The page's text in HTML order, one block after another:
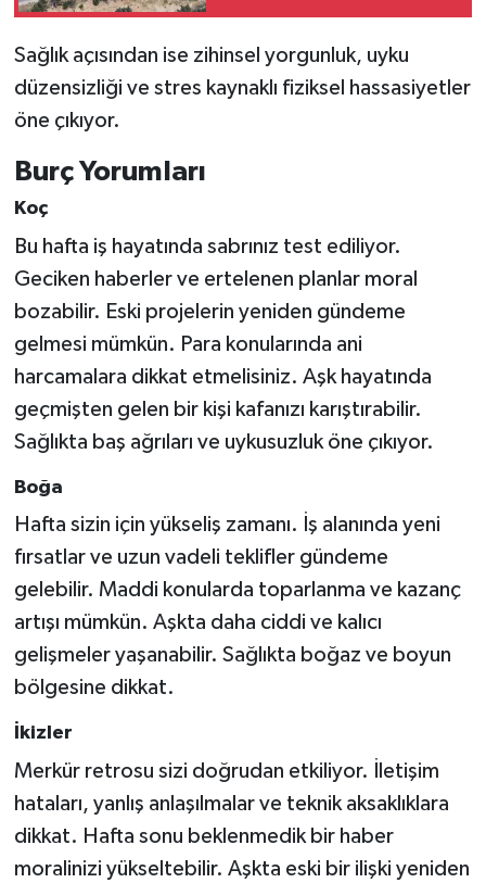
Sağlık açısından ise zihinsel yorgunluk, uyku
düzensizliği ve stres kaynaklı fiziksel hassasiyetler
öne çıkıyor.
Burç Yorumları
Koç
Bu hafta iş hayatında sabrınız test ediliyor.
Geciken haberler ve ertelenen planlar moral
bozabilir. Eski projelerin yeniden gündeme
gelmesi mümkün. Para konularında ani
harcamalara dikkat etmelisiniz. Aşk hayatında
geçmişten gelen bir kişi kafanızı karıştırabilir.
Sağlıkta baş ağrıları ve uykusuzluk öne çıkıyor.
Boğa
Hafta sizin için yükseliş zamanı. İş alanında yeni
fırsatlar ve uzun vadeli teklifler gündeme
gelebilir. Maddi konularda toparlanma ve kazanç
artışı mümkün. Aşkta daha ciddi ve kalıcı
gelişmeler yaşanabilir. Sağlıkta boğaz ve boyun
bölgesine dikkat.
İkizler
Merkür retrosu sizi doğrudan etkiliyor. İletişim
hataları, yanlış anlaşılmalar ve teknik aksaklıklara
dikkat. Hafta sonu beklenmedik bir haber
moralinizi yükseltebilir. Aşkta eski bir ilişki yeniden